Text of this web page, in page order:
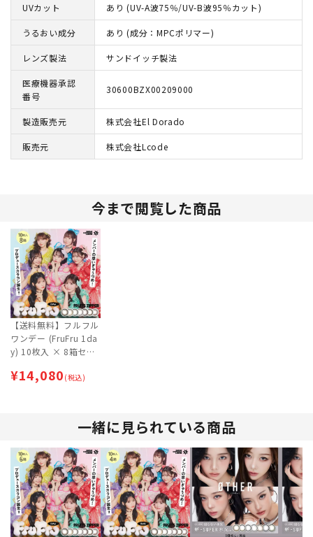
UVカット あり (UV-A波75％/UV-B波95％カット)
うるおい成分 あり (成分：MPCポリマー)
レンズ製法 サンドイッチ製法
医療機器承認
番号
30600BZX00209000
製造販売元 株式会社El Dorado
販売元 株式会社Lcode
今まで閲覧した商品
【送料無料】フルフル
ワンデー (FruFru 1da
y) 10枚入 × 8箱セッ
(フルーツジッパー) |
¥14,080 (税込)
一緒に見られている商品